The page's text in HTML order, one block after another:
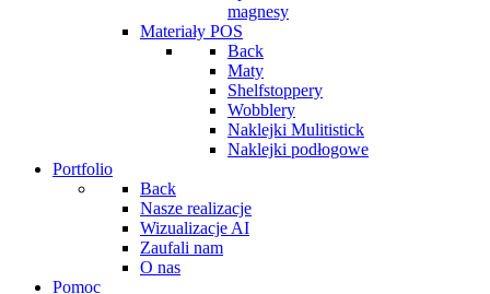
magnesy
Materiały POS
Back
Maty
Shelfstoppery
Wobblery
Naklejki Mulitistick
Naklejki podłogowe
Portfolio
Back
Nasze realizacje
Wizualizacje AI
Zaufali nam
O nas
Pomoc